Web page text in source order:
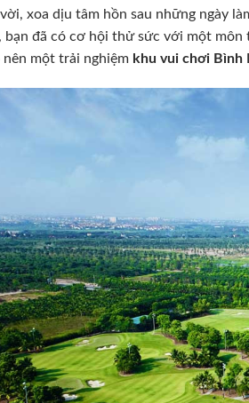
xoa dịu tâm hồn sau những ngày
bạn đã có cơ hội thử sức với một
một trải nghiệm khu vui chơi Bình